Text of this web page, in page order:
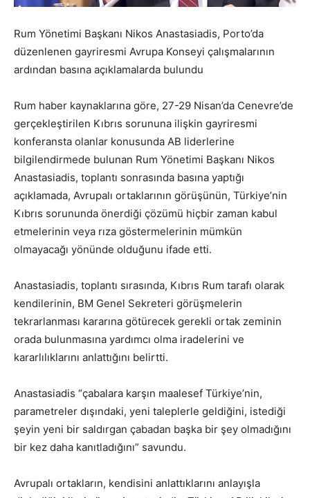
Rum Yönetimi Başkanı Nikos Anastasiadis, Porto’da
düzenlenen gayriresmi Avrupa Konseyi çalışmalarının
ardından basına açıklamalarda bulundu
Rum haber kaynaklarına göre, 27-29 Nisan’da Cenevre’de
gerçekleştirilen Kıbrıs sorununa ilişkin gayriresmi
konferansta olanlar konusunda AB liderlerine
bilgilendirmede bulunan Rum Yönetimi Başkanı Nikos
Anastasiadis, toplantı sonrasında basına yaptığı
açıklamada, Avrupalı ortaklarının görüşünün, Türkiye’nin
Kıbrıs sorununda önerdiği çözümü hiçbir zaman kabul
etmelerinin veya rıza göstermelerinin mümkün
olmayacağı yönünde olduğunu ifade etti.
Anastasiadis, toplantı sırasında, Kıbrıs Rum tarafı olarak
kendilerinin, BM Genel Sekreteri görüşmelerin
tekrarlanması kararına götürecek gerekli ortak zeminin
orada bulunmasına yardımcı olma iradelerini ve
kararlılıklarını anlattığını belirtti.
Anastasiadis “çabalara karşın maalesef Türkiye’nin,
parametreler dışındaki, yeni taleplerle geldiğini, istediği
şeyin yeni bir saldırgan çabadan başka bir şey olmadığını
bir kez daha kanıtladığını” savundu.
Avrupalı ortakların, kendisini anlattıklarını anlayışla